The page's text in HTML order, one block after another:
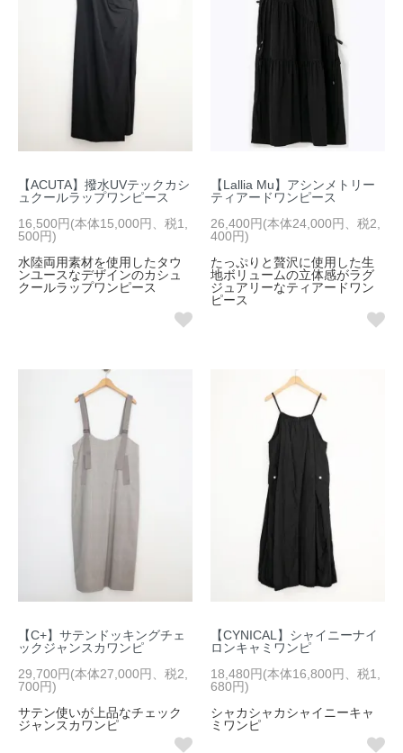
【ACUTA】撥水UVテックカシ
ュクールラップワンピース
16,500円(本体15,000円、税1,
500円)
水陸両用素材を使用したタウ
ンユースなデザインのカシュ
クールラップワンピース
【Lallia Mu】アシンメトリー
ティアードワンピース
26,400円(本体24,000円、税2,
400円)
たっぷりと贅沢に使用した生
地ボリュームの立体感がラグ
ジュアリーなティアードワン
ピース
【C+】サテンドッキングチェ
ックジャンスカワンピ
29,700円(本体27,000円、税2,
700円)
サテン使いが上品なチェック
ジャンスカワンピ
【CYNICAL】シャイニーナイ
ロンキャミワンピ
18,480円(本体16,800円、税1,
680円)
シャカシャカシャイニーキャ
ミワンピ